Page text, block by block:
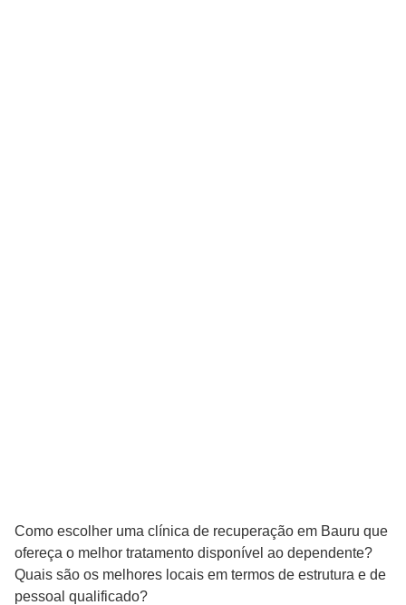
Como escolher uma clínica de recuperação em Bauru que
ofereça o melhor tratamento disponível ao dependente?
Quais são os melhores locais em termos de estrutura e de
pessoal qualificado?